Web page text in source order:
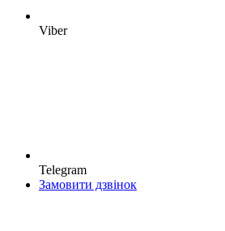
Viber
Telegram
Замовити дзвінок